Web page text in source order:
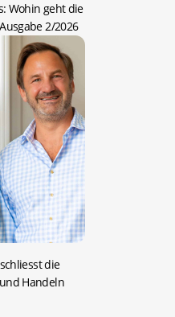
Wohin geht die
2/2026
die
Handeln